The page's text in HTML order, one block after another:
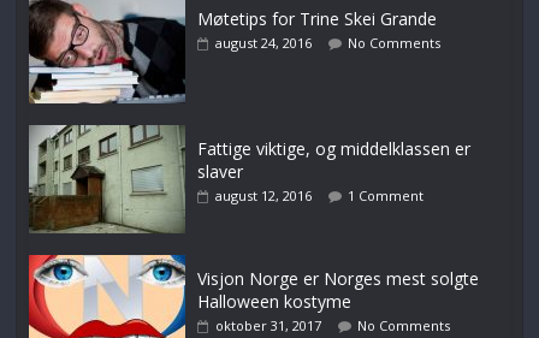
Møtetips for Trine Skei Grande
august 24, 2016 No Comments
Fattige viktige, og middelklassen er
slaver
august 12, 2016 1 Comment
Visjon Norge er Norges mest solgte
Halloween kostyme
oktober 31, 2017 No Comments